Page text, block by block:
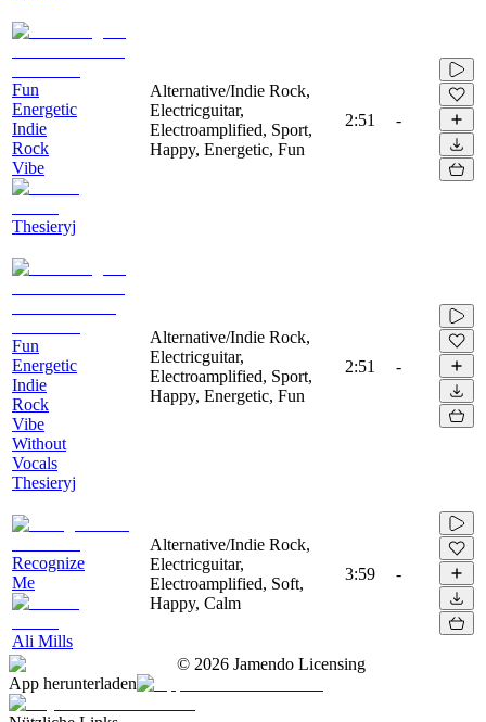
Fun
Energetic
Indie
Rock
Vibe
Thesieryj
Alternative/Indie Rock,
Electricguitar,
Electroamplified, Sport,
Happy, Energetic, Fun
2:51 -
Fun
Energetic
Indie
Rock
Vibe
Without
Vocals
Thesieryj
Alternative/Indie Rock,
Electricguitar,
Electroamplified, Sport,
Happy, Energetic, Fun
2:51 -
Recognize
Me
Ali Mills
Alternative/Indie Rock,
Electricguitar,
Electroamplified, Soft,
Happy, Calm
3:59 -
© 2026 Jamendo Licensing
App herunterladen